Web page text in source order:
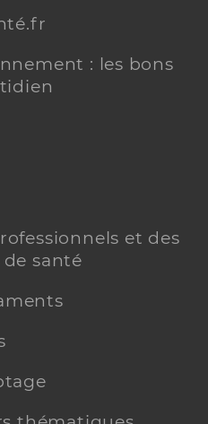
: les bons
et des
santé